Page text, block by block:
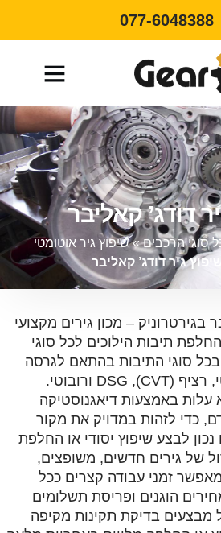
077-6048388
דודג’ קאליבר
סוגי הרכבים»שיפוץ גיר אוטומטי
שיפוץ גיר דודג’ קאליבר
בגירטרוניק – מכון גירים מקצועי
תיבות הילוכים לכל סוגי
סוגי התיבות בהתאם לגרסה
ולשנתון, כולל אוטומטי, רציף (CVT), DSG ורובוטי.
באמצעות דיאגנוסטיקה
כדי לזהות במדויק את מקור
לבצע שיפוץ יסודי או החלפת
של גירים חדשים, משופצים,
זמני עבודה קצרים ככל
הוגנים ופריסת תשלומים
מבצעים בדיקת תקינות מקיפה